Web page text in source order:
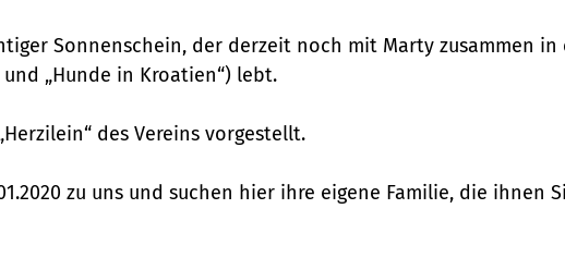
Sonnenschein, der derzeit noch mit Marty zusammen in
„Hunde in Kroatien“) lebt.
des Vereins vorgestellt.
zu uns und suchen hier ihre eigene Familie, die